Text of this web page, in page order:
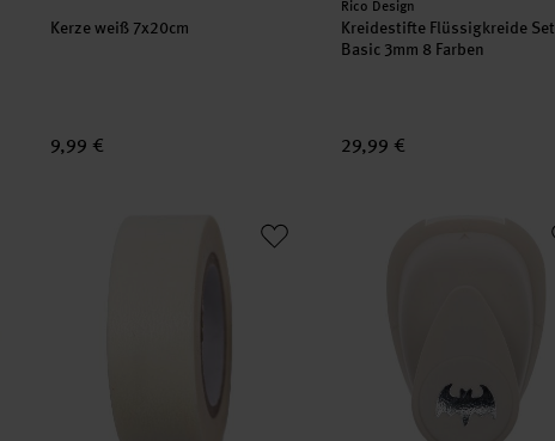
Kerze weiß 7x20cm
9,99 €
Hersteller:
Rico Design
Kreidestifte Flüssigkreide Set
Basic 3mm 8 Farben
29,99 €